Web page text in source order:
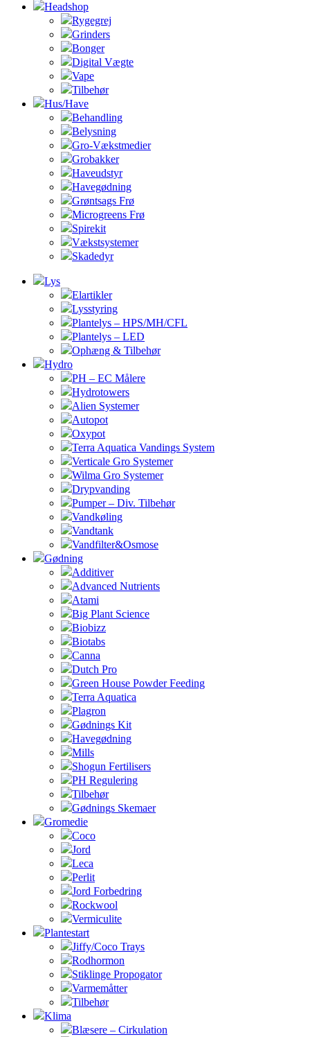
Headshop
Rygegrej
Grinders
Bonger
Digital Vægte
Vape
Tilbehør
Hus/Have
Behandling
Belysning
Gro-Vækstmedier
Grobakker
Haveudstyr
Havegødning
Grøntsags Frø
Microgreens Frø
Spirekit
Vækstsystemer
Skadedyr
Lys
Elartikler
Lysstyring
Plantelys – HPS/MH/CFL
Plantelys – LED
Ophæng & Tilbehør
Hydro
PH – EC Målere
Hydrotowers
Alien Systemer
Autopot
Oxypot
Terra Aquatica Vandings System
Verticale Gro Systemer
Wilma Gro Systemer
Drypvanding
Pumper – Div. Tilbehør
Vandkøling
Vandtank
Vandfilter&Osmose
Gødning
Additiver
Advanced Nutrients
Atami
Big Plant Science
Biobizz
Biotabs
Canna
Dutch Pro
Green House Powder Feeding
Terra Aquatica
Plagron
Gødnings Kit
Havegødning
Mills
Shogun Fertilisers
PH Regulering
Tilbehør
Gødnings Skemaer
Gromedie
Coco
Jord
Leca
Perlit
Jord Forbedring
Rockwool
Vermiculite
Plantestart
Jiffy/Coco Trays
Rodhormon
Stiklinge Propogator
Varmemåtter
Tilbehør
Klima
Blæsere – Cirkulation